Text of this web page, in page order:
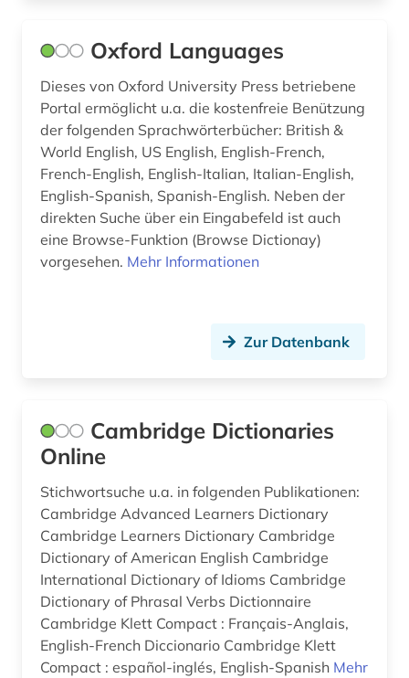
wörterbuch (66)
wörterbuch <fachlexikon> (1)
wörterbuch mehrsprachig (1)
zeitschrift (2)
übersetzung (2)
übersetzungswissenschaft (1)
Oxford Languages
Dieses von Oxford University Press betriebene
Portal ermöglicht u.a. die kostenfreie Benützung
der folgenden Sprachwörterbücher: British &
World English, US English, English-French,
French-English, English-Italian, Italian-English,
English-Spanish, Spanish-English. Neben der
direkten Suche über ein Eingabefeld ist auch
eine Browse-Funktion (Browse Dictionay)
vorgesehen. Mehr Informationen
Zur Datenbank
Cambridge Dictionaries
Online
Stichwortsuche u.a. in folgenden Publikationen:
Cambridge Advanced Learners Dictionary
Cambridge Learners Dictionary Cambridge
Dictionary of American English Cambridge
International Dictionary of Idioms Cambridge
Dictionary of Phrasal Verbs Dictionnaire
Cambridge Klett Compact : Français-Anglais,
English-French Diccionario Cambridge Klett
Compact : español-inglés, English-Spanish Mehr